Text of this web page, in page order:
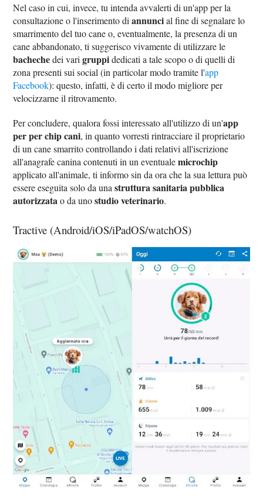
Nel caso in cui, invece, tu intenda avvalerti di un'app per la
consultazione o l'inserimento diannuncial fine di segnalare lo
smarrimento del tuo cane o, eventualmente, la presenza di un
cane abbandonato, ti suggerisco vivamente di utilizzare le
bachechedei varigruppidedicati a tale scopo o di quelli di
zona presenti sui social (in particolar modo tramite l'app
Facebook): questo, infatti, è di certo il modo migliore per
velocizzarne il ritrovamento.
Per concludere, qualora fossi interessato all'utilizzo di un'app
per per chip cani, in quanto vorresti rintracciare il proprietario
di un cane smarrito controllando i dati relativi all'iscrizione
all'anagrafe canina contenuti in un eventualemicrochip
applicato all'animale, ti informo sin da ora che la sua lettura può
essere eseguita solo da unastruttura sanitaria pubblica
autorizzatao da unostudio veterinario.
Tractive (Android/iOS/iPadOS/watchOS)